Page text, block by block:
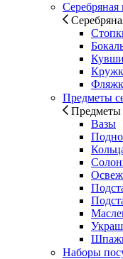
Серебряная
Предметы
Предметы
Вазы
Наборы